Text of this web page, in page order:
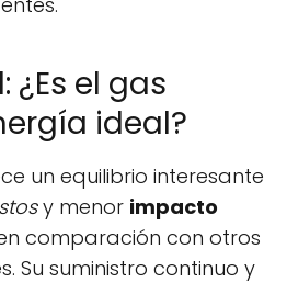
¿Es el gas
ideal?
un equilibrio interesante
y menor impacto
comparación con otros
Su suministro continuo y